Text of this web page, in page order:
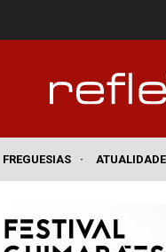
FREGUESIAS · ATUALIDADE